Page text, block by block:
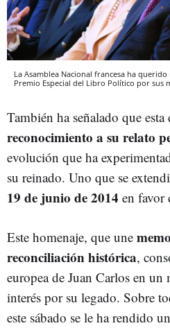
La Asamblea Nacional francesa ha
Premio Especial del Libro Político por sus
También ha señalado que
reconocimiento a su relato
evolución que ha
su reinado. Uno que se
19 de junio de 2014 en favor
Este homenaje, que une
reconciliación histórica,
europea de Juan Carlos en
interés por su legado. Sobre
este sábado se le ha rendido